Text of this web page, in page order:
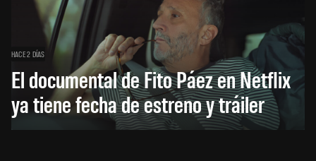
HACE 2 DÍAS
El documental de Fito Páez en Netflix
ya tiene fecha de estreno y tráiler